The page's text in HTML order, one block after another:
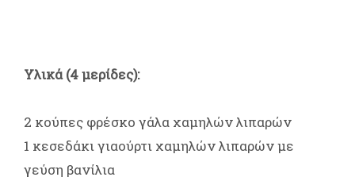
Υλικά (4 μερίδες):
2 κούπες φρέσκο γάλα χαμηλών λιπαρών
1 κεσεδάκι γιαούρτι χαμηλών λιπαρών με
γεύση βανίλια